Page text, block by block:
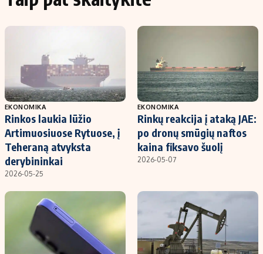
EKONOMIKA
Rinkos laukia lūžio
Artimuosiuose Rytuose, į
Teheraną atvyksta
derybininkai
2026-05-25
EKONOMIKA
Rinkų reakcija į ataką JAE:
po dronų smūgių naftos
kaina fiksavo šuolį
2026-05-07